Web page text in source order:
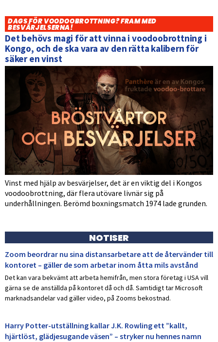
DAGS FÖR VOODOOBROTTNING? FRAM MED
BESVÄRJELSERNA!
Det behövs magi för att vinna i voodoobrottning i
Kongo, och de ska vara av den rätta kalibern för
säker en vinst
Vinst med hjälp av besvärjelser, det är en viktig del i Kongos
voodoobrottning, där flera utövare livnär sig på
underhållningen. Berömd boxningsmatch 1974 lade grunden.
NOTISER
Zoom beordrar nu sina distansarbetare att de återvänder till
kontoret – gäller de som arbetar inom åtta mils avstånd
Det kan vara bekvämt att arbeta hemifrån, men stora företag i USA vill
gärna se de anställda på kontoret då och då. Samtidigt tar Microsoft
marknadsandelar vad gäller video, på Zooms bekostnad.
Harry Potter-utställning kallar J.K. Rowling ett ”kallt,
hjärtlöst, glädjesugande väsen” – stryker nu hennes namn